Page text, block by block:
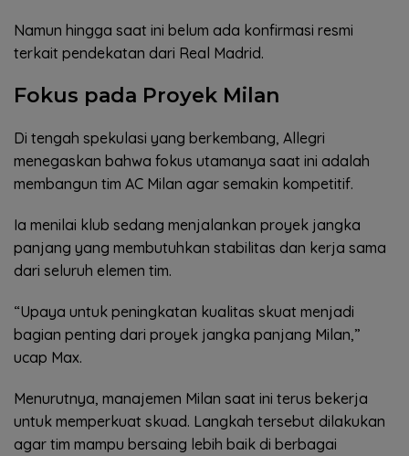
Namun hingga saat ini belum ada konfirmasi resmi
terkait pendekatan dari Real Madrid.
Fokus pada Proyek Milan
Di tengah spekulasi yang berkembang, Allegri
menegaskan bahwa fokus utamanya saat ini adalah
membangun tim AC Milan agar semakin kompetitif.
Ia menilai klub sedang menjalankan proyek jangka
panjang yang membutuhkan stabilitas dan kerja sama
dari seluruh elemen tim.
“Upaya untuk peningkatan kualitas skuat menjadi
bagian penting dari proyek jangka panjang Milan,”
ucap Max.
Menurutnya, manajemen Milan saat ini terus bekerja
untuk memperkuat skuad. Langkah tersebut dilakukan
agar tim mampu bersaing lebih baik di berbagai